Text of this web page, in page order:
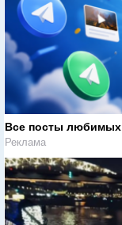
Все посты любимых
Реклама